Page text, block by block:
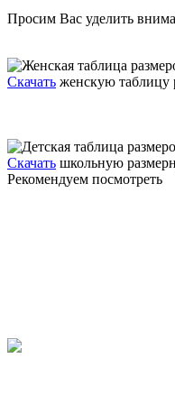
Просим Вас уделить
Скачать женскую таблицу
Скачать школьную
Рекомендуем посмотреть